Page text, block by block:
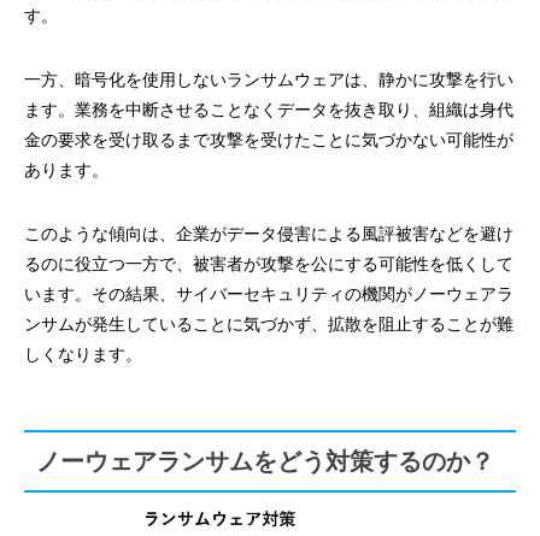
す。
一方、暗号化を使用しないランサムウェアは、静かに攻撃を行い
ます。業務を中断させることなくデータを抜き取り、組織は身代
金の要求を受け取るまで攻撃を受けたことに気づかない可能性が
あります。
このような傾向は、企業がデータ侵害による風評被害などを避け
るのに役立つ一方で、被害者が攻撃を公にする可能性を低くして
います。その結果、サイバーセキュリティの機関がノーウェアラ
ンサムが発生していることに気づかず、拡散を阻止することが難
しくなります。
ノーウェアランサムをどう対策するのか？